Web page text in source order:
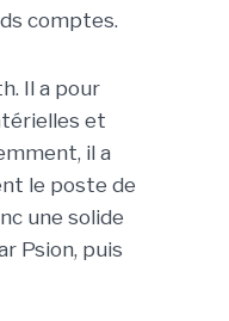
comptes.
Il a pour
et
il a
le poste de
une solide
Psion, puis